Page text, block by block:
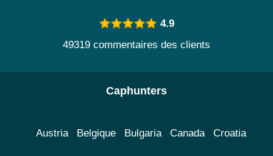
4.9
49319 commentaires des clients
Caphunters
Austria Belgique Bulgaria Canada Croatia